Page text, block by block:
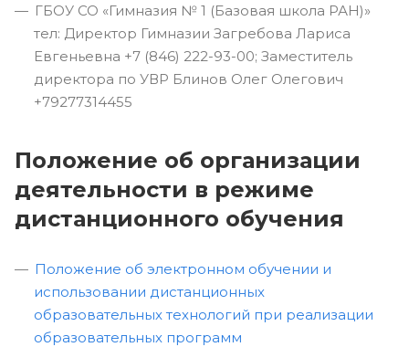
ГБОУ СО «Гимназия № 1 (Базовая школа РАН)»
тел: Директор Гимназии Загребова Лариса
Евгеньевна +7 (846) 222-93-00; Заместитель
директора по УВР Блинов Олег Олегович
+79277314455
Положение об организации
деятельности в режиме
дистанционного обучения
Положение об электронном обучении и
использовании дистанционных
образовательных технологий при реализации
образовательных программ